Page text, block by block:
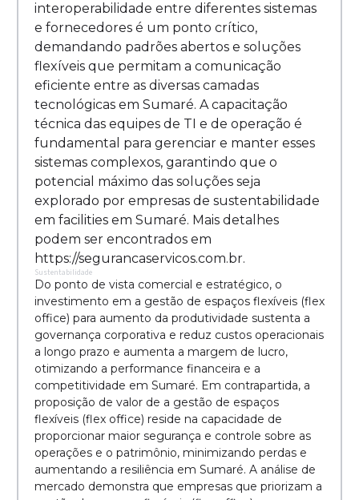
interoperabilidade entre diferentes sistemas
e fornecedores é um ponto crítico,
demandando padrões abertos e soluções
flexíveis que permitam a comunicação
eficiente entre as diversas camadas
tecnológicas em Sumaré. A capacitação
técnica das equipes de TI e de operação é
fundamental para gerenciar e manter esses
sistemas complexos, garantindo que o
potencial máximo das soluções seja
explorado por empresas de sustentabilidade
em facilities em Sumaré. Mais detalhes
podem ser encontrados em
https://segurancaservicos.com.br.
Sustentabilidade
Do ponto de vista comercial e estratégico, o
investimento em a gestão de espaços flexíveis (flex
office) para aumento da produtividade sustenta a
governança corporativa e reduz custos operacionais
a longo prazo e aumenta a margem de lucro,
otimizando a performance financeira e a
competitividade em Sumaré. Em contrapartida, a
proposição de valor de a gestão de espaços
flexíveis (flex office) reside na capacidade de
proporcionar maior segurança e controle sobre as
operações e o patrimônio, minimizando perdas e
aumentando a resiliência em Sumaré. A análise de
mercado demonstra que empresas que priorizam a